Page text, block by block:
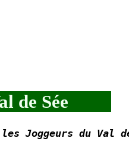
de Sée
Joggeurs du Val